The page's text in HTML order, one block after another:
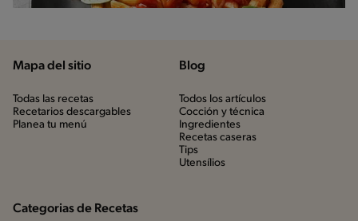
Mapa del sitio
Todas las recetas
Recetarios descargables
Planea tu menú
Blog
Todos los artículos
Cocción y técnica
Ingredientes
Recetas caseras
Tips
Utensílios
Categorias de Recetas